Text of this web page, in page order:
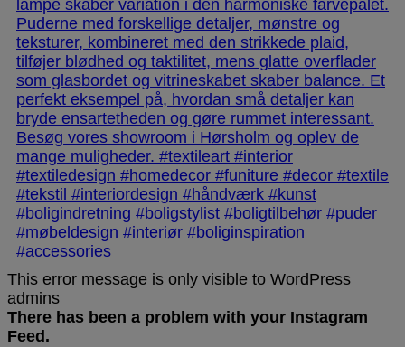
This error message is only visible to WordPress
admins
There has been a problem with your Instagram
Feed.